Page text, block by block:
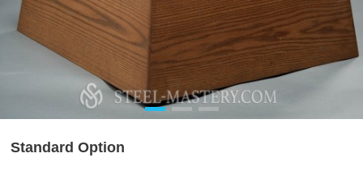
Standard Option